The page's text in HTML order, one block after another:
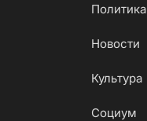
Политика
Новости
Культура
Социум